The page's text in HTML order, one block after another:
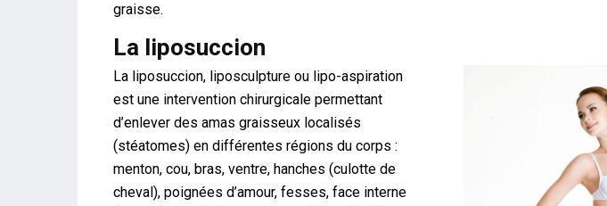
graisse.
La liposuccion
La liposuccion, liposculpture ou lipo-aspiration
est une intervention chirurgicale permettant
d’enlever des amas graisseux localisés
(stéatomes) en différentes régions du corps :
menton, cou, bras, ventre, hanches (culotte de
cheval), poignées d’amour, fesses, face interne